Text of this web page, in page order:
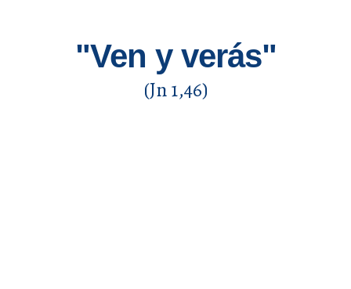
"Ven y verás"
(Jn 1,46)